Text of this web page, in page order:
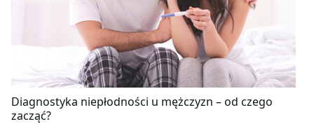
Diagnostyka niepłodności u mężczyzn – od czego
zacząć?